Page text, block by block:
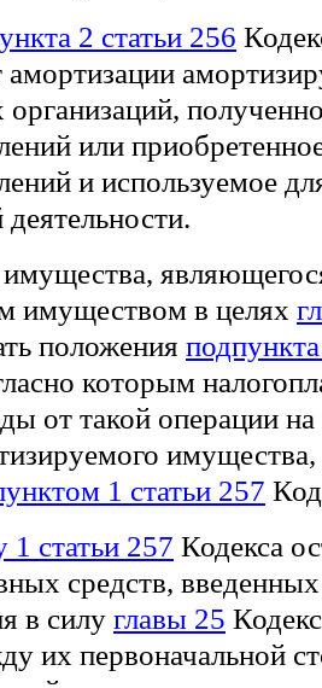
2 статьи 256
амортизации
или
и используемое
имуществом в целях
положения
которым
от такой операции
1 статьи 257
1 статьи 257 Кодекса
средств,
в силу главы 25
их первоначальной